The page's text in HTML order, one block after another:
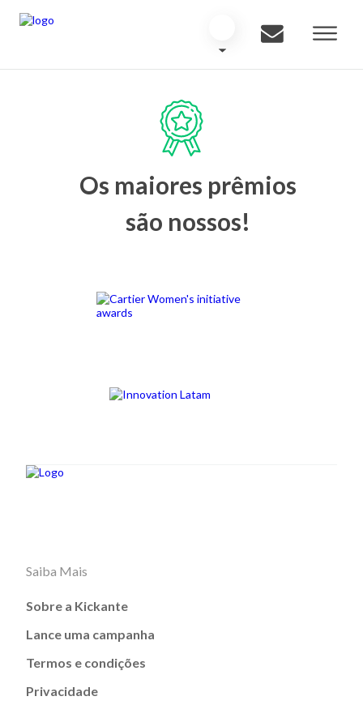
Os maiores prêmios
são nossos!
Saiba Mais
Sobre a Kickante
Lance uma campanha
Termos e condições
Privacidade